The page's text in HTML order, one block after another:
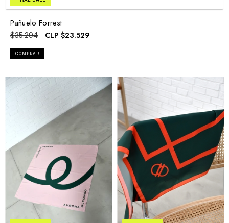
Pañuelo Forrest
$35.294 CLP $23.529
COMPRAR